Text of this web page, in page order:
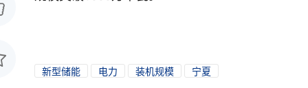
新型储能 电力 装机规模 宁夏